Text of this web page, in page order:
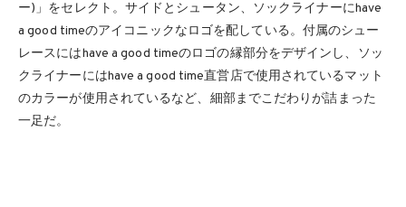
ー)」をセレクト。サイドとシュータン、ソックライナーにhave
a good timeのアイコニックなロゴを配している。付属のシュー
レースにはhave a good timeのロゴの縁部分をデザインし、ソッ
クライナーにはhave a good time直営店で使用されているマット
のカラーが使用されているなど、細部までこだわりが詰まった
一足だ。